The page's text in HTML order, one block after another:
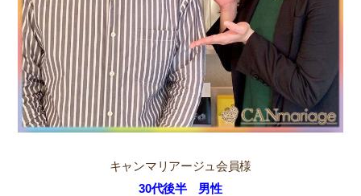
キャンマリアージュ会員様
30代後半 男性